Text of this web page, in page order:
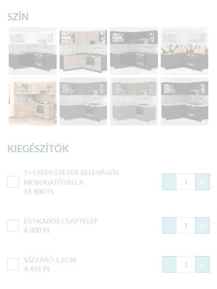
SZÍN
KIEGÉSZÍTŐK
1+ CSEPEGTETŐS BELEVÁGÓS
MOSOGATÓTÁLCA
18 800 Ft
- +
EGYKAROS CSAPTELEP
6 000 Ft - +
VÍZZÁRÓ 1,65 M
4 455 Ft - +